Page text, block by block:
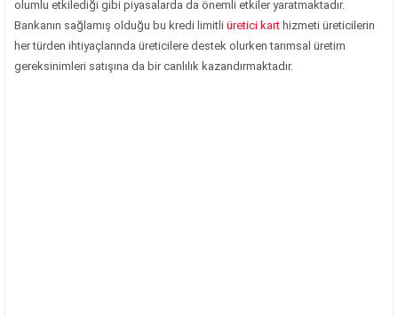
olumlu etkilediği gibi piyasalarda da önemli etkiler yaratmaktadır.
Bankanın sağlamış olduğu bu kredi limitli üretici kart hizmeti üreticilerin
her türden ihtiyaçlarında üreticilere destek olurken tarımsal üretim
gereksinimleri satışına da bir canlılık kazandırmaktadır.